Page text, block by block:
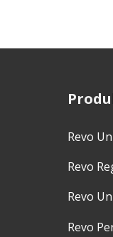
Revo
Revo
Revo
Revo